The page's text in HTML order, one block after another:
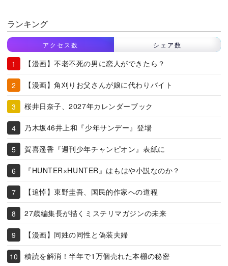
ランキング
アクセス数 シェア数
【漫画】不老不死の男に恋人ができたら？
【漫画】角刈りお父さんが娘に代わりバイト
桜井日奈子、2027年カレンダーブック
乃木坂46井上和『少年サンデー』登場
賀喜遥香『週刊少年チャンピオン』表紙に
『HUNTER×HUNTER』はもはや小説なのか？
【追悼】東野圭吾、国民的作家への道程
27歳編集長が描くミステリマガジンの未来
【漫画】同姓の同性と偽装夫婦
積読を解消！半年で1万個売れた本棚の秘密